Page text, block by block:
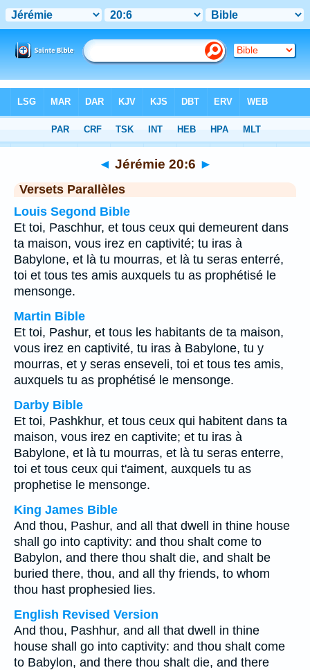
Chapitre 20 > Verset 6
◄ Jérémie 20:6 ►
Versets Parallèles
Louis Segond Bible
Et toi, Paschhur, et tous ceux qui demeurent dans
ta maison, vous irez en captivité; tu iras à
Babylone, et là tu mourras, et là tu seras enterré,
toi et tous tes amis auxquels tu as prophétisé le
mensonge.
Martin Bible
Et toi, Pashur, et tous les habitants de ta maison,
vous irez en captivité, tu iras à Babylone, tu y
mourras, et y seras enseveli, toi et tous tes amis,
auxquels tu as prophétisé le mensonge.
Darby Bible
Et toi, Pashkhur, et tous ceux qui habitent dans ta
maison, vous irez en captivite; et tu iras à
Babylone, et là tu mourras, et là tu seras enterre,
toi et tous ceux qui t'aiment, auxquels tu as
prophetise le mensonge.
King James Bible
And thou, Pashur, and all that dwell in thine house
shall go into captivity: and thou shalt come to
Babylon, and there thou shalt die, and shalt be
buried there, thou, and all thy friends, to whom
thou hast prophesied lies.
English Revised Version
And thou, Pashhur, and all that dwell in thine
house shall go into captivity: and thou shalt come
to Babylon, and there thou shalt die, and there